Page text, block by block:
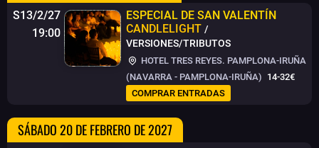
S13/2/27
19:00
ESPECIAL DE SAN VALENTÍN
CANDLELIGHT /
VERSIONES/TRIBUTOS
HOTEL TRES REYES. PAMPLONA-IRUÑA
(NAVARRA - PAMPLONA-IRUÑA) 14-32€
COMPRAR ENTRADAS
SÁBADO 20 DE FEBRERO DE 2027